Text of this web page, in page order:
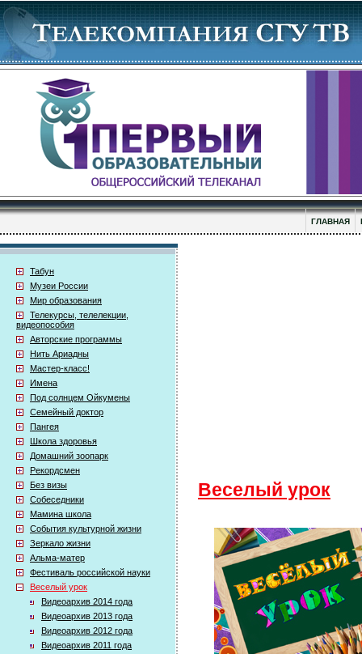
ГЛАВНАЯ
Табун
Музеи России
Мир образования
Телекурсы, телелекции,
видеопособия
Авторские программы
Нить Ариадны
Мастер-класс!
Имена
Под солнцем Ойкумены
Семейный доктор
Пангея
Школа здоровья
Домашний зоопарк
Рекордсмен
Без визы
Собеседники
Мамина школа
События культурной жизни
Зеркало жизни
Альма-матер
Фестиваль российской науки
Веселый урок
Видеоархив 2014 года
Видеоархив 2013 года
Видеоархив 2012 года
Видеоархив 2011 года
Веселый урок